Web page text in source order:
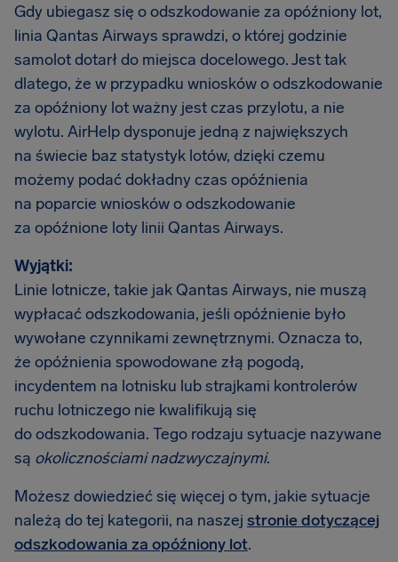
Gdy ubiegasz się o odszkodowanie za opóźniony lot,
linia Qantas Airways sprawdzi, o której godzinie
samolot dotarł do miejsca docelowego. Jest tak
dlatego, że w przypadku wniosków o odszkodowanie
za opóźniony lot ważny jest czas przylotu, a nie
wylotu. AirHelp dysponuje jedną z największych
na świecie baz statystyk lotów, dzięki czemu
możemy podać dokładny czas opóźnienia
na poparcie wniosków o odszkodowanie
za opóźnione loty linii Qantas Airways.
Wyjątki:
Linie lotnicze, takie jak Qantas Airways, nie muszą
wypłacać odszkodowania, jeśli opóźnienie było
wywołane czynnikami zewnętrznymi. Oznacza to,
że opóźnienia spowodowane złą pogodą,
incydentem na lotnisku lub strajkami kontrolerów
ruchu lotniczego nie kwalifikują się
do odszkodowania. Tego rodzaju sytuacje nazywane
są okolicznościami nadzwyczajnymi.
Możesz dowiedzieć się więcej o tym, jakie sytuacje
należą do tej kategorii, na naszej stronie dotyczącej
odszkodowania za opóźniony lot.